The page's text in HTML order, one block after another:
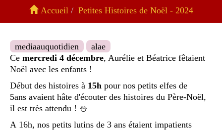
Accueil Petites Histoires de Noël - 2024
mediaauquotidien
alae
Ce mercredi 4 décembre, Aurélie et Béatrice fêtaient
Noël avec les enfants !
Début des histoires à 15h pour nos petits elfes de
5ans avaient hâte d'écouter des histoires du Père-Noël,
il est très attendu ! ⛄
A 16h, nos petits lutins de 3 ans étaient impatients